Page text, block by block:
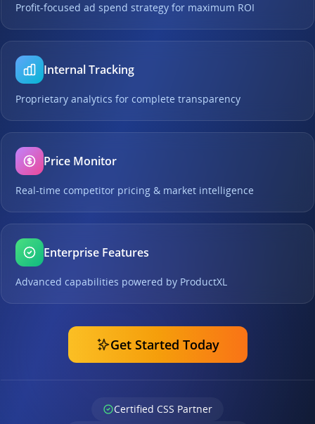
Profit-focused ad spend strategy for maximum ROI
Internal Tracking
Proprietary analytics for complete transparency
Price Monitor
Real-time competitor pricing & market intelligence
Enterprise Features
Advanced capabilities powered by ProductXL
Get Started Today
Certified CSS Partner